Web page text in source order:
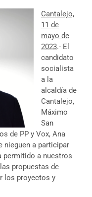
Cantalejo,
11 de
mayo de
2023.- El
candidato
socialista
a la
alcaldía de
Cantalejo,
Máximo
San
de PP y Vox, Ana
nieguen a participar
permitido a nuestros
propuestas de
los proyectos y